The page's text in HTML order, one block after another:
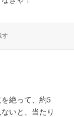
す
絶って、約5
いと、当たり